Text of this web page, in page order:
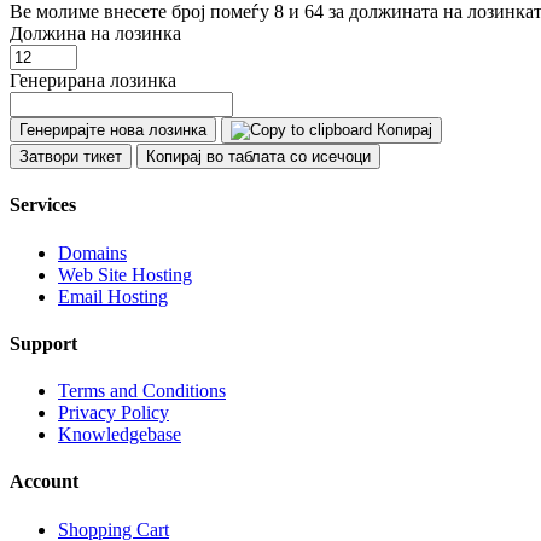
Ве молиме внесете број помеѓу 8 и 64 за должината на
Должина на лозинка
Генерирана лозинка
Генерирајте нова лозинка
Копирај
Затвори тикет
Копирај во таблата со исечоци
Services
Domains
Web Site Hosting
Email Hosting
Support
Terms and Conditions
Privacy Policy
Knowledgebase
Account
Shopping Cart